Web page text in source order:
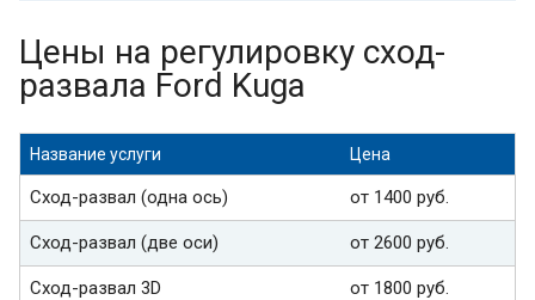
Цены на регулировку сход-
развала Ford Kuga
Название услуги Цена
Сход-развал (одна ось) от 1400 руб.
Сход-развал (две оси) от 2600 руб.
Сход-развал 3D от 1800 руб.